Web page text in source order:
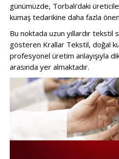
günümüzde, Torbalı’daki
kumaş tedarikine daha fazla
Bu noktada uzun yıllardır
gösteren Krallar Tekstil, doğal
profesyonel üretim anlayışıyla
arasında yer almaktadır.